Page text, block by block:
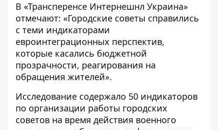
В «Трансперенсе Интернешнл Украина»
отмечают: «Городские советы справились
с теми индикаторами
евроинтеграционных перспектив,
которые касались бюджетной
прозрачности, реагирования на
обращения жителей».
Исследование содержало 50 индикаторов
по организации работы городских
советов на время действия военного